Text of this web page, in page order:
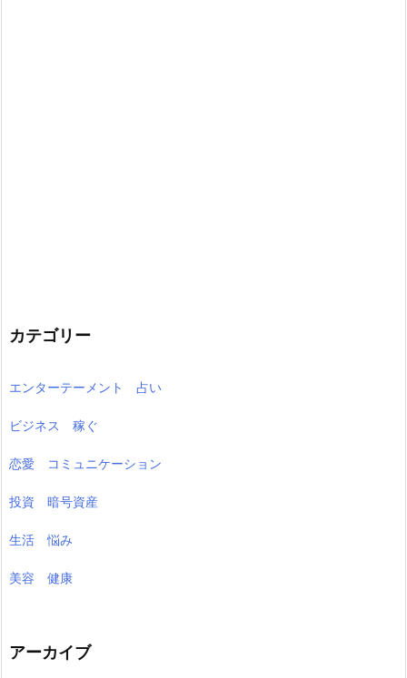
カテゴリー
エンターテーメント 占い
ビジネス 稼ぐ
恋愛 コミュニケーション
投資 暗号資産
生活 悩み
美容 健康
アーカイブ